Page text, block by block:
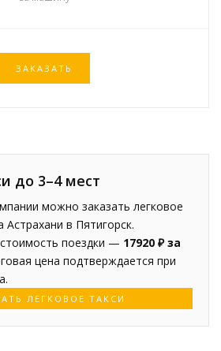
ЗАКАЗАТЬ
до 3–4 мест
можно заказать легковое
Астрахани в Пятигорск.
поездки — 17920 ₽ за
цена подтверждается при
ЛЕГКОВОЕ ТАКСИ